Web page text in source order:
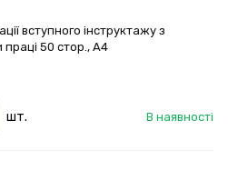
вступного інструктажу з
50 стор., А4
В наявності
шт.